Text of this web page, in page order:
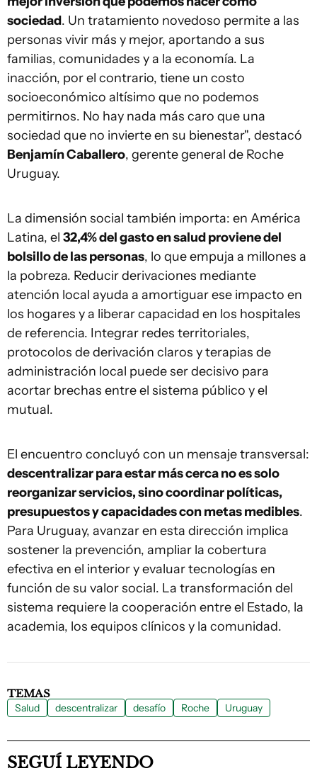
sociedad. Un tratamiento novedoso permite a las
personas vivir más y mejor, aportando a sus
familias, comunidades y a la economía. La
inacción, por el contrario, tiene un costo
socioeconómico altísimo que no podemos
permitirnos. No hay nada más caro que una
sociedad que no invierte en su bienestar", destacó
Benjamín Caballero, gerente general de Roche
Uruguay.
La dimensión social también importa: en América
Latina, el 32,4% del gasto en salud proviene del
bolsillo de las personas, lo que empuja a millones a
la pobreza. Reducir derivaciones mediante
atención local ayuda a amortiguar ese impacto en
los hogares y a liberar capacidad en los hospitales
de referencia. Integrar redes territoriales,
protocolos de derivación claros y terapias de
administración local puede ser decisivo para
acortar brechas entre el sistema público y el
mutual.
El encuentro concluyó con un mensaje transversal:
descentralizar para estar más cerca no es solo
reorganizar servicios, sino coordinar políticas,
presupuestos y capacidades con metas medibles.
Para Uruguay, avanzar en esta dirección implica
sostener la prevención, ampliar la cobertura
efectiva en el interior y evaluar tecnologías en
función de su valor social. La transformación del
sistema requiere la cooperación entre el Estado, la
academia, los equipos clínicos y la comunidad.
TEMAS
Salud descentralizar desafío Roche Uruguay
SEGUÍ LEYENDO